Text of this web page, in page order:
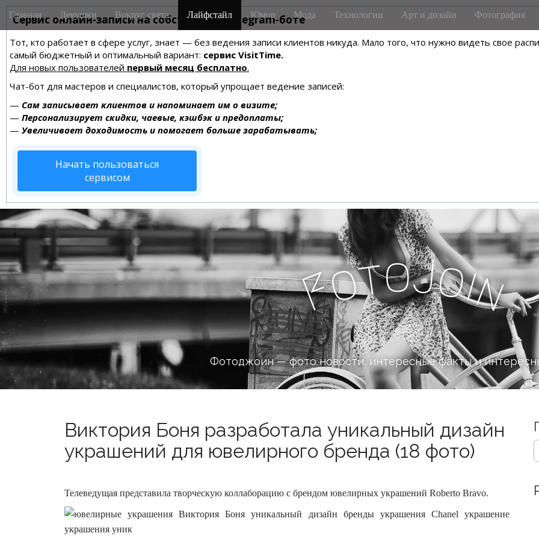
Сервис онлайн-записи на собственном Telegram-боте
Тот, кто работает в сфере услуг, знает — без ведения записи клиентов никуда. Мало того, что нужно видеть свое
самый бюджетный и оптимальный вариант: сервис VisitTime.
Для новых пользователей первый месяц бесплатно.
Чат-бот для мастеров и специалистов, который упрощает ведение записей:
— Сам записывает клиентов и напоминает им о визите;
— Персонализирует скидки, чаевые, кэшбэк и предоплаты;
— Увеличивает доходимость и помогает больше зарабатывать;
Начать пользоваться
сервисом
M
a
n
m
e
n
u
i
Главная Девушки Вокруг света Лайфстайл Юмор Мода Технологии Арт и дизайн Фотография
FotoJoi
n
Фотоджоин — фото новости, интересные факты и
Виктория Боня разработала уникальный дизайн
украшений для ювелирного бренда (18 фото)
Телеведущая представила творческую коллаборацию с брендом ювелирных украшений Roberto Bravo.
S
e
c